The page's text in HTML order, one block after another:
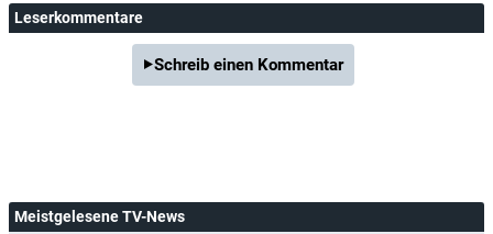
Leserkommentare
Schreib einen Kommentar
Meistgelesene TV-News